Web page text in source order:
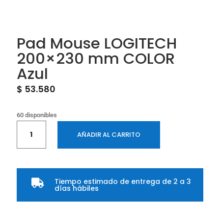
Pad Mouse LOGITECH
200×230 mm COLOR
Azul
$ 53.580
60 disponibles
Mouse
LOGITECH
mm
COLOR
AÑADIR AL CARRITO
 Tiempo estimado de entrega de 2 a 3
días hábiles